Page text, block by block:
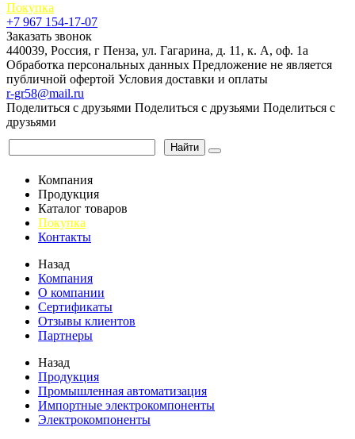
Покупка
+7 967 154-17-07
Заказать звонок
440039, Россия, г Пенза, ул. Гагарина, д. 11, к. А, оф. 1а
Обработка персональных данных Предложение не является
публичной офертой Условия доставки и оплаты
r-gr58@mail.ru
Поделиться с друзьями Поделиться с друзьями Поделиться с
друзьями
Найти
Компания
Продукция
Каталог товаров
Покупка
Контакты
Назад
Компания
О компании
Сертификаты
Отзывы клиентов
Партнеры
Назад
Продукция
Промышленная автоматизация
Импортные электрокомпоненты
Электрокомпоненты